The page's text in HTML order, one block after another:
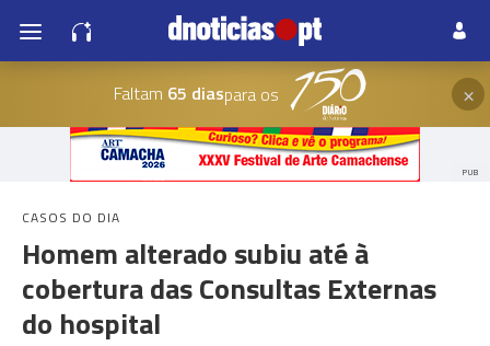
Faltam 65 diaspara os ×
PUB
CASOS DO DIA
Homem alterado subiu até à
cobertura das Consultas Externas
do hospital